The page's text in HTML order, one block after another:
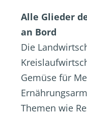
Alle Glieder
an Bord
Die
Gemüse für
Themen wie